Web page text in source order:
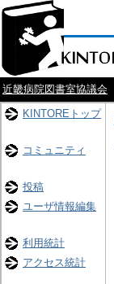
近畿病院図書室協議会
KINTOREトップ
コミュニティ
投稿
ユーザ情報編集
利用統計
アクセス統計